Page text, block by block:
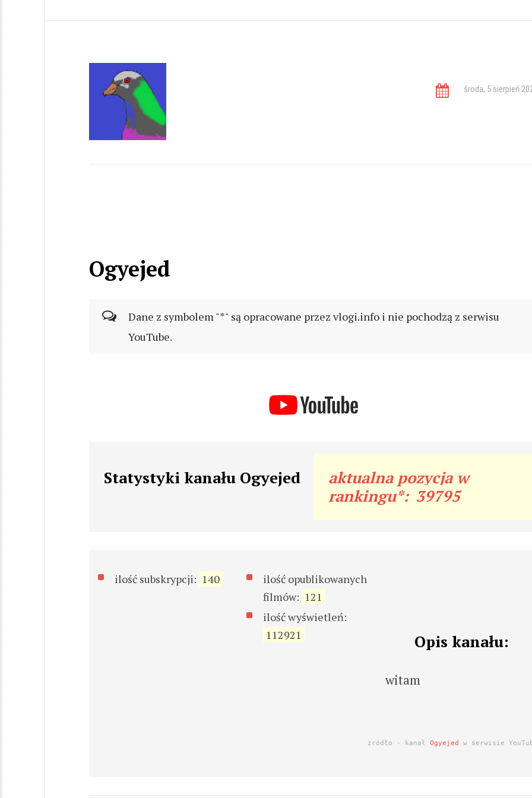
środa, 5 sierpień
Ogyejed
Dane z symbolem "*" są opracowane przez vlogi.info i nie pochodzą z serwisu
YouTube.
Statystyki kanału Ogyejed
aktualna pozycja w
rankingu*: 39795
ilość subskrypcji: 140
ilość opublikowanych
filmów: 121
ilość wyświetleń:
112921
Opis kanału:
witam
zródło - kanałOgyejed w serwisie